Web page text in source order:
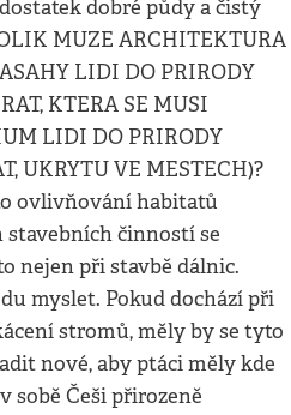
dobré půdy a čistý
MUZE ARCHITEKTURA
LIDI DO PRIRODY
KTERA SE MUSI
LIDI DO PRIRODY
UKRYTU VE MESTECH)?
ovlivňování habitatů
činností se
nejen při stavbě dálnic.
myslet. Pokud dochází při
stromů, měly by se tyto
nové, aby ptáci měly kde
sobě Češi přirozeně